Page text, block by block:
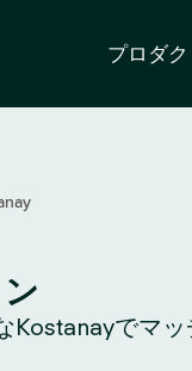
プロダク
Kostanayでマ